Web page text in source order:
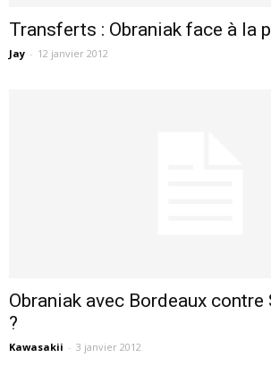
Transferts : Obraniak face à la
Jay - 12 janvier 2012
Obraniak avec Bordeaux contre
?
Kawasakii - 3 janvier 2012